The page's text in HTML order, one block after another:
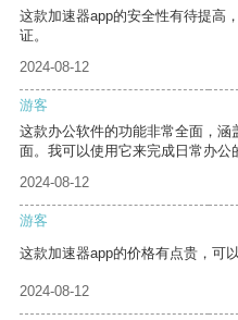
这款加速器app的安全性有待提高
证。
2024-08-12
游客
这款办公软件的功能非常全面，
面。我可以使用它来完成日常办公
2024-08-12
游客
这款加速器app的价格有点贵，可
2024-08-12